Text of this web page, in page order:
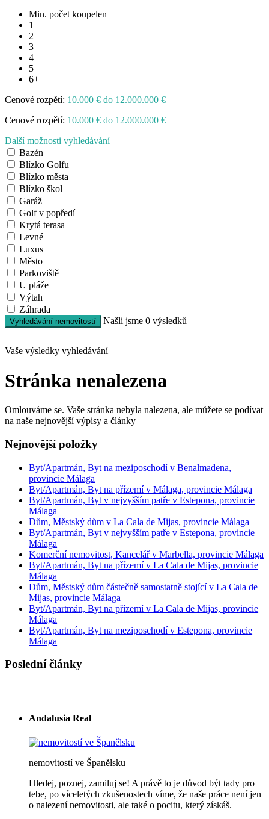
Min. počet koupelen
1
2
3
4
5
6+
Cenové rozpětí: 10.000 € do 12.000.000 €
Cenové rozpětí: 10.000 € do 12.000.000 €
Další možnosti vyhledávání
Bazén
Blízko Golfu
Blízko města
Blízko škol
Garáž
Golf v popředí
Krytá terasa
Levné
Luxus
Město
Parkoviště
U pláže
Výtah
Záhrada
Vyhledávání nemovitostí Našli jsme0 výsledků
Vaše výsledky vyhledávání
Stránka nenalezena
Omlouváme se. Vaše stránka nebyla nalezena, ale můžete se podívat
na naše nejnovější výpisy a články
Nejnovější položky
Byt/Apartmán, Byt na meziposchodí v Benalmadena,
provincie Málaga
Byt/Apartmán, Byt na přízemí v Málaga, provincie Málaga
Byt/Apartmán, Byt v nejvyšším patře v Estepona, provincie
Málaga
Dům, Městský dům v La Cala de Mijas, provincie Málaga
Byt/Apartmán, Byt v nejvyšším patře v Estepona, provincie
Málaga
Komerční nemovitost, Kancelář v Marbella, provincie Málaga
Byt/Apartmán, Byt na přízemí v La Cala de Mijas, provincie
Málaga
Dům, Městský dům částečně samostatně stojící v La Cala de
Mijas, provincie Málaga
Byt/Apartmán, Byt na přízemí v La Cala de Mijas, provincie
Málaga
Byt/Apartmán, Byt na meziposchodí v Estepona, provincie
Málaga
Poslední články
Andalusia Real
nemovitostí ve Španělsku
Hledej, poznej, zamiluj se! A právě to je důvod být tady pro
tebe, po víceletých zkušenostech víme, že naše práce není jen
o nalezení nemovitosti, ale také o pocitu, který získáš.